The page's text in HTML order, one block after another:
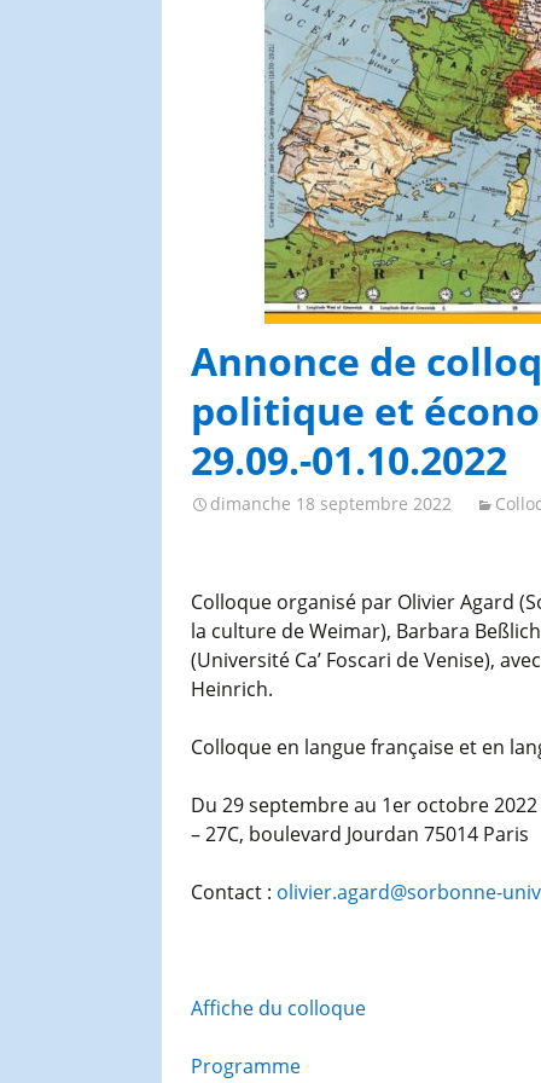
Annonce de
politique et
29.09.-01.10.2022
dimanche 18 septembre 2022
Colloque organisé par Olivier Agard
la culture de Weimar), Barbara
(Université Ca’ Foscari de Venise),
Heinrich.
Colloque en langue française et en
Du 29 septembre au 1er octobre 2022
– 27C, boulevard Jourdan 75014 Paris
Contact : olivier.agard@sorbonne-
Affiche du colloque
Programme